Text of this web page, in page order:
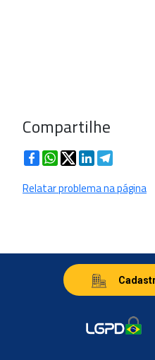
Compartilhe
FacebookWhatsApp
TwitterLinkedIn
Relatar problema na página